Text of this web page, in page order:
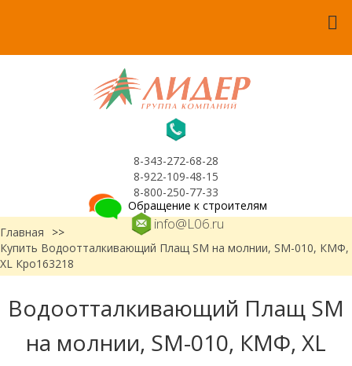
8-343-272-68-28
8-922-109-48-15
8-800-250-77-33
info@L06.ru
Обращение к строителям
Главная
>>
Купить Водоотталкивающий Плащ SM на молнии, SM-010, КМФ,
XL Кро163218
Водоотталкивающий Плащ SM
на молнии, SM-010, КМФ, XL